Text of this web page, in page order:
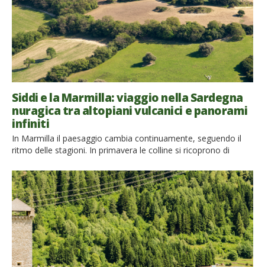
Siddi e la Marmilla: viaggio nella Sardegna
nuragica tra altopiani vulcanici e panorami
infiniti
In Marmilla il paesaggio cambia continuamente, seguendo il
ritmo delle stagioni. In primavera le colline si ricoprono di
trasforma in un mare giallo, con le spighe di grano mosse dal
maestrale che contrastano con il verde argentato degli ulivi e
con il nero delle rocce […]